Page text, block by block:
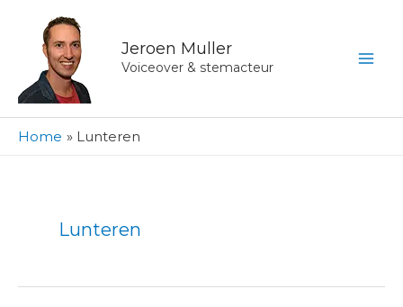
inhoud
Jeroen Muller
Voiceover & stemacteur
Home Lunteren
Lunteren